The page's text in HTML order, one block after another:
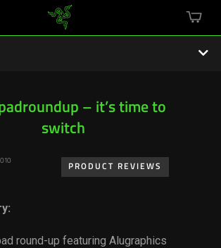
cart
– it’s time to
switch
PRODUCT REVIEWS
round-up featuring Alugraphics